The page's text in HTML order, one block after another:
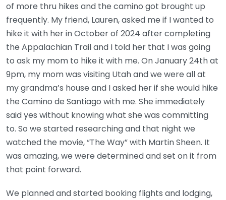
of more thru hikes and the camino got brought up
frequently. My friend, Lauren, asked me if I wanted to
hike it with her in October of 2024 after completing
the Appalachian Trail and I told her that I was going
to ask my mom to hike it with me. On January 24th at
9pm, my mom was visiting Utah and we were all at
my grandma’s house and I asked her if she would hike
the Camino de Santiago with me. She immediately
said yes without knowing what she was committing
to. So we started researching and that night we
watched the movie, “The Way” with Martin Sheen. It
was amazing, we were determined and set on it from
that point forward.
We planned and started booking flights and lodging,